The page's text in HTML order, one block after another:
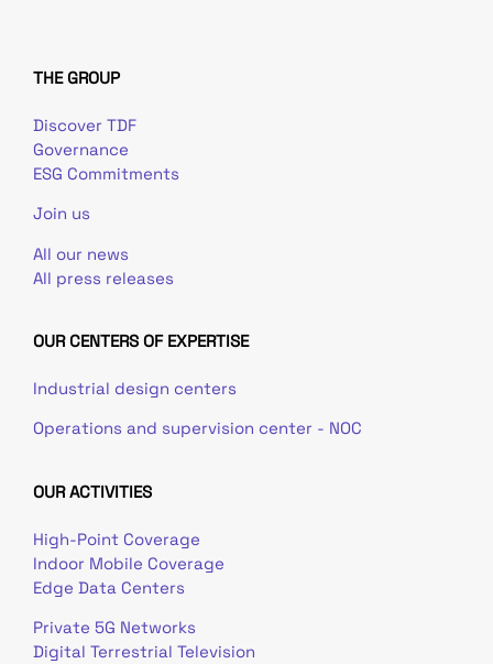
THE GROUP
Discover TDF
Governance
ESG Commitments
Join us
All our news
All press releases
OUR CENTERS OF EXPERTISE
Industrial design centers
Operations and supervision center - NOC
OUR ACTIVITIES
High-Point Coverage
Indoor Mobile Coverage
Edge Data Centers
Private 5G Networks
Digital Terrestrial Television